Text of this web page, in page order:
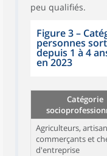
peu qualifiés.
Figure 3 –
personnes
depuis 1 à 4
en 2023
Catégorie
Agriculteurs,
commerçants et
d'entreprise